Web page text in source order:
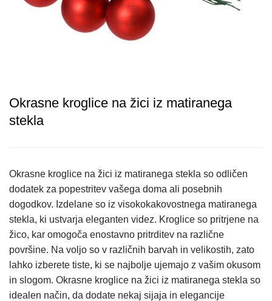
Okrasne kroglice na žici iz matiranega
stekla
Okrasne kroglice na žici iz matiranega stekla so odličen
dodatek za popestritev vašega doma ali posebnih
dogodkov. Izdelane so iz visokokakovostnega matiranega
stekla, ki ustvarja eleganten videz. Kroglice so pritrjene na
žico, kar omogoča enostavno pritrditev na različne
površine. Na voljo so v različnih barvah in velikostih, zato
lahko izberete tiste, ki se najbolje ujemajo z vašim okusom
in slogom. Okrasne kroglice na žici iz matiranega stekla so
idealen način, da dodate nekaj sijaja in elegancije